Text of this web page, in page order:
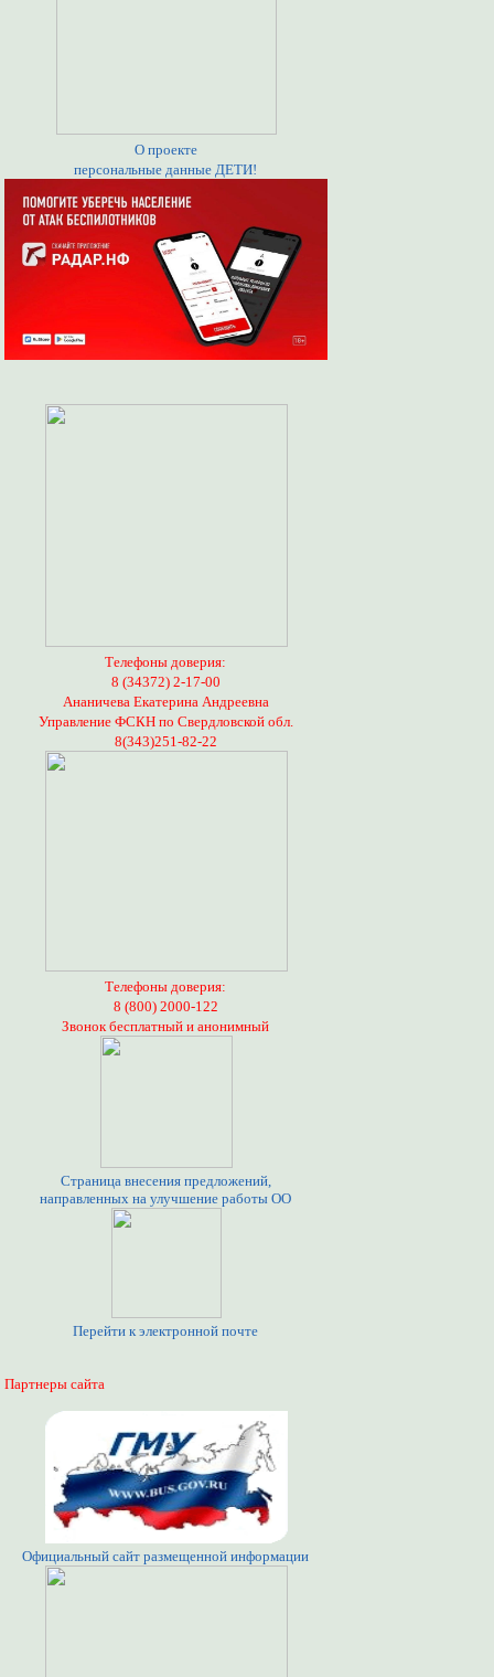
О проекте
персональные данные ДЕТИ!
Телефоны доверия:
8 (34372) 2-17-00
Ананичева Екатерина Андреевна
Управление ФСКН по Свердловской обл.
8(343)251-82-22
Телефоны доверия:
8 (800) 2000-122
Звонок бесплатный и анонимный
Страница внесения предложений,
направленных на улучшение работы ОО
Перейти к электронной почте
Партнеры сайта
Официальный сайт размещенной информации